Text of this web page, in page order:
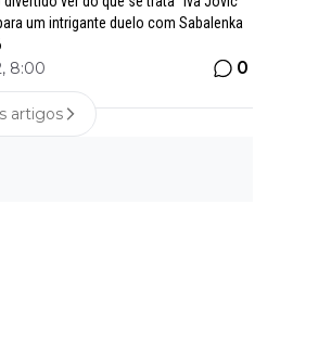
um intrigante duelo com Sabalenka
8:00 0
artigos